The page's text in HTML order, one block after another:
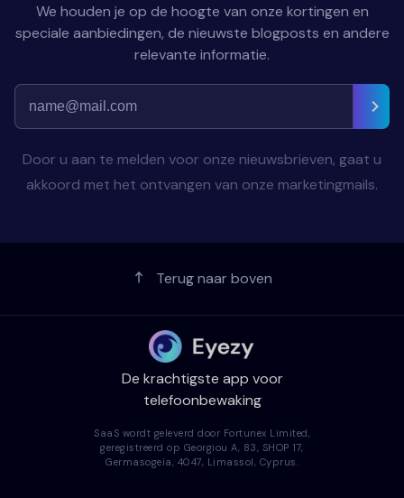
We houden je op de hoogte van onze kortingen en
speciale aanbiedingen, de nieuwste blogposts en andere
relevante informatie.
Door u aan te melden voor onze nieuwsbrieven, gaat u
akkoord met het ontvangen van onze marketingmails.
Terug naar boven
De krachtigste app voor
telefoonbewaking
SaaS wordt geleverd door Fortunex Limited,
geregistreerd op Georgiou A, 83, SHOP 17,
Germasogeia, 4047, Limassol, Cyprus.